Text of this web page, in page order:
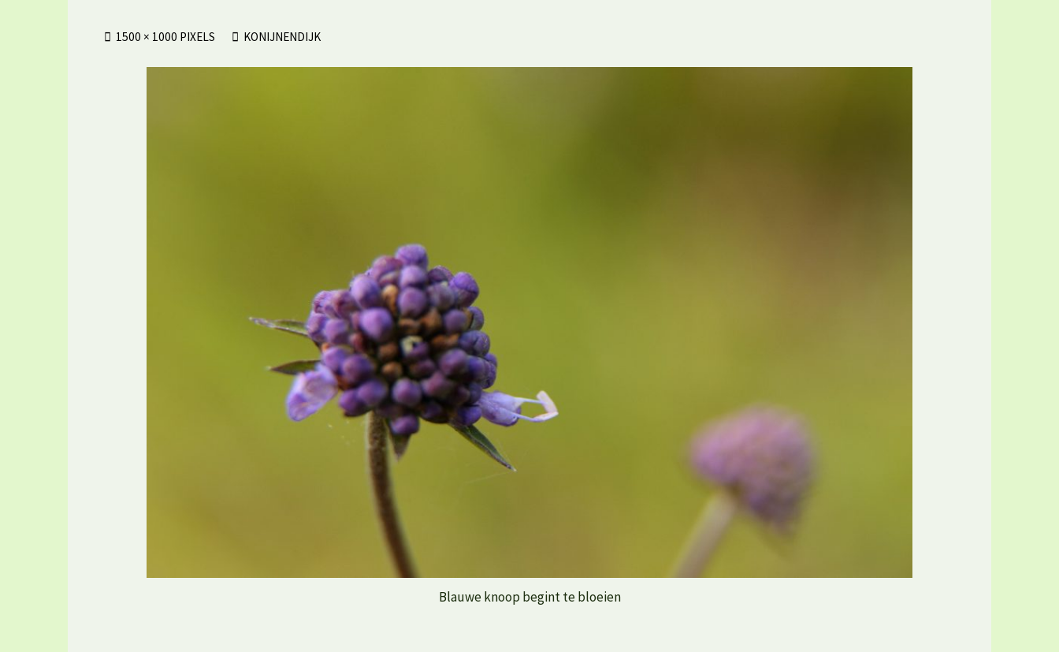
VOLLEDIGE
1500 × 1000 PIXELS KONIJNENDIJK
Blauwe knoop begint te bloeien